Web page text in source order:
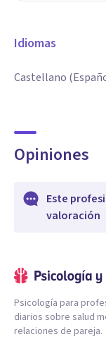
Idiomas
Castellano
Opiniones
Este
valoración
Psicología para
diarios sobre salud
relaciones de pareja.